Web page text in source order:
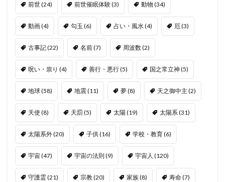
前世(24) 前世催眠体験(3) 動物 (34)
動画(4) 勾玉 (6) 占い・風水(4) 厄(3)
古事記(22) 名前(7) 周波数(2)
呪い・祟り (4) 善行・悪行(5) 国之常立神(5)
地球(58) 地震(11) 夢(8) 天之御中主 (2)
天使 (8) 天罰 (5) 太陽(19) 太陽系(31)
太陽系外(20) 子供(16) 学校・教育(6)
宇宙(47) 宇宙の法則 (9) 宇宙人 (120)
守護霊(21) 宗教(20) 家族(8) 寿命(7)